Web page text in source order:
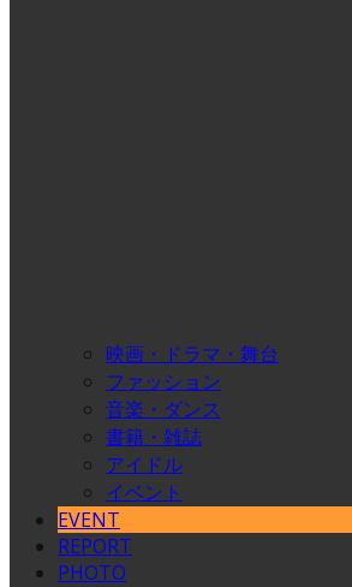
映画・ドラマ・舞台
ファッション
音楽・ダンス
書籍・雑誌
アイドル
イベント
EVENT
REPORT
PHOTO